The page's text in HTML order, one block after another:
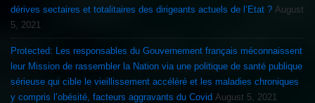
dérives sectaires et totalitaires des dirigeants actuels de l’Etat ? August
5, 2021
Protected: Les responsables du Gouvernement français méconnaissent
leur Mission de rassembler la Nation via une politique de santé publique
sérieuse qui cible le vieillissement accéléré et les maladies chroniques
y compris l’obésité, facteurs aggravants du Covid August 5, 2021